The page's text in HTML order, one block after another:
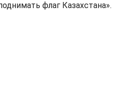
флаг Казахстана».